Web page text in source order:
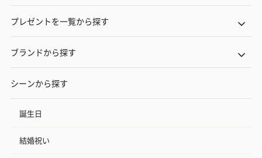
プレゼントを一覧から探す
ブランドから探す
シーンから探す
誕生日
結婚祝い